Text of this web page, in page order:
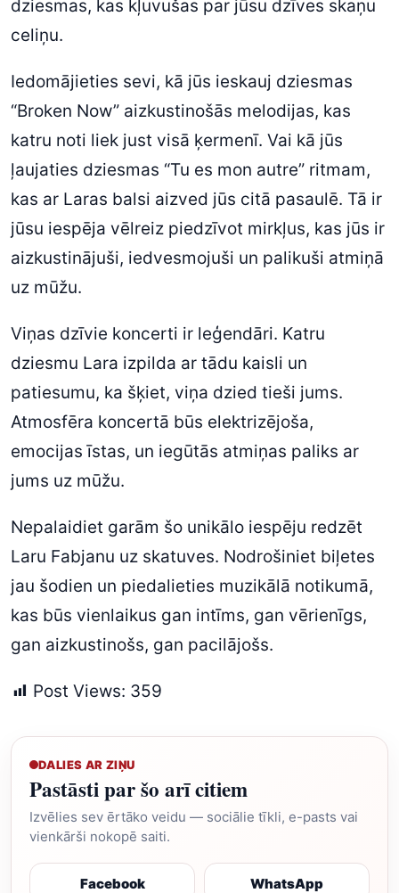
dziesmas, kas kļuvušas par jūsu dzīves skaņu
celiņu.
Iedomājieties sevi, kā jūs ieskauj dziesmas
“Broken Now” aizkustinošās melodijas, kas
katru noti liek just visā ķermenī. Vai kā jūs
ļaujaties dziesmas “Tu es mon autre” ritmam,
kas ar Laras balsi aizved jūs citā pasaulē. Tā ir
jūsu iespēja vēlreiz piedzīvot mirkļus, kas jūs ir
aizkustinājuši, iedvesmojuši un palikuši atmiņā
uz mūžu.
Viņas dzīvie koncerti ir leģendāri. Katru
dziesmu Lara izpilda ar tādu kaisli un
patiesumu, ka šķiet, viņa dzied tieši jums.
Atmosfēra koncertā būs elektrizējoša,
emocijas īstas, un iegūtās atmiņas paliks ar
jums uz mūžu.
Nepalaidiet garām šo unikālo iespēju redzēt
Laru Fabjanu uz skatuves. Nodrošiniet biļetes
jau šodien un piedalieties muzikālā notikumā,
kas būs vienlaikus gan intīms, gan vērienīgs,
gan aizkustinošs, gan pacilājošs.
Post Views: 359
DALIES AR ZIŅU
Pastāsti par šo arī citiem
Izvēlies sev ērtāko veidu — sociālie tīkli, e-pasts vai
vienkārši nokopē saiti.
Facebook WhatsApp